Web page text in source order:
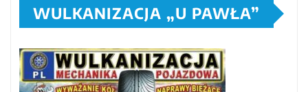
WULKANIZACJA „U PAWŁA”